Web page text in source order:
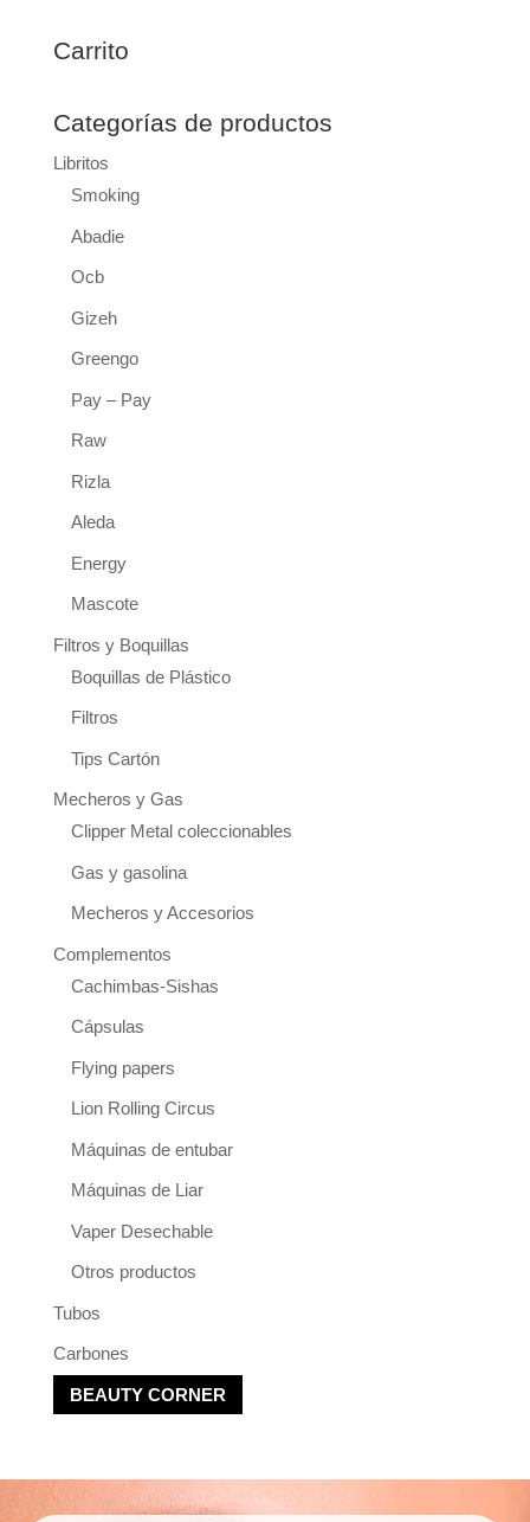
Carrito
Categorías de productos
Libritos
Smoking
Abadie
Ocb
Gizeh
Greengo
Pay – Pay
Raw
Rizla
Aleda
Energy
Mascote
Filtros y Boquillas
Boquillas de Plástico
Filtros
Tips Cartón
Mecheros y Gas
Clipper Metal coleccionables
Gas y gasolina
Mecheros y Accesorios
Complementos
Cachimbas-Sishas
Cápsulas
Flying papers
Lion Rolling Circus
Máquinas de entubar
Máquinas de Liar
Vaper Desechable
Otros productos
Tubos
Carbones
BEAUTY CORNER